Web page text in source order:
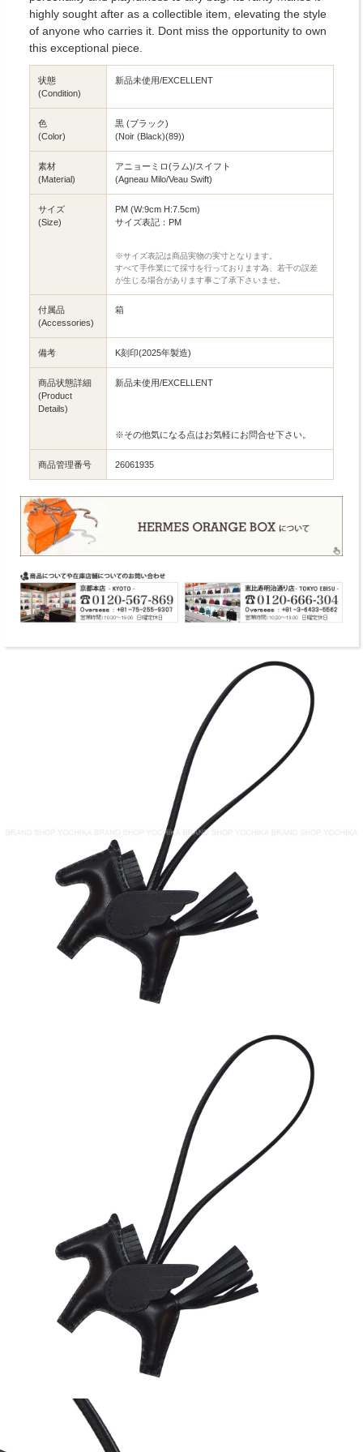
highly sought after as a collectible item, elevating the style
of anyone who carries it. Dont miss the opportunity to own
this exceptional piece.
状態
(Condition)
新品未使用/EXCELLENT
色
(Color)
黒 (ブラック)
(Noir (Black)(89))
素材
(Material)
アニョーミロ(ラム)/スイフト
(Agneau Milo/Veau Swift)
サイズ
(Size)
PM (W:9cm H:7.5cm)
サイズ表記：PM
※サイズ表記は商品実物の実寸となります。
すべて手作業にて採寸を行っております為、若干の誤差
が生じる場合があります事ご了承下さいませ。
付属品
(Accessories)
箱
備考 K刻印(2025年製造)
商品状態詳細
(Product
Details)
新品未使用/EXCELLENT
※その他気になる点はお気軽にお問合せ下さい。
商品管理番号 26061935